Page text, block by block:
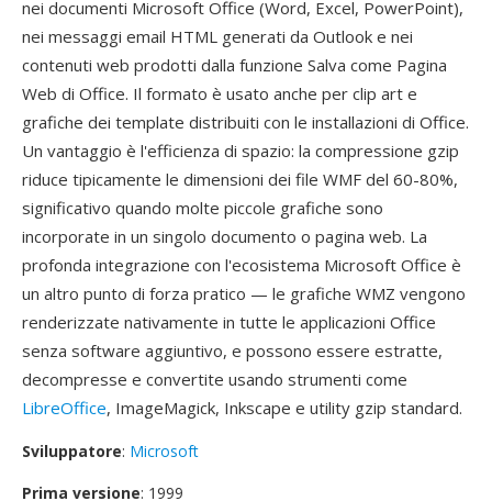
nei documenti Microsoft Office (Word, Excel, PowerPoint),
nei messaggi email HTML generati da Outlook e nei
contenuti web prodotti dalla funzione Salva come Pagina
Web di Office. Il formato è usato anche per clip art e
grafiche dei template distribuiti con le installazioni di Office.
Un vantaggio è l'efficienza di spazio: la compressione gzip
riduce tipicamente le dimensioni dei file WMF del 60-80%,
significativo quando molte piccole grafiche sono
incorporate in un singolo documento o pagina web. La
profonda integrazione con l'ecosistema Microsoft Office è
un altro punto di forza pratico — le grafiche WMZ vengono
renderizzate nativamente in tutte le applicazioni Office
senza software aggiuntivo, e possono essere estratte,
decompresse e convertite usando strumenti come
LibreOffice, ImageMagick, Inkscape e utility gzip standard.
Sviluppatore: Microsoft
Prima versione: 1999